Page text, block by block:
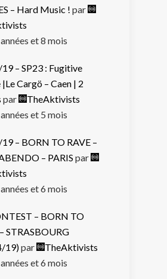
– Hard Music ! par
et 8 mois
– SP23 : Fugitive
Cargö – Caen | 2
par
TheAktivists
et 5 mois
– BORN TO RAVE –
– PARIS par
et 6 mois
– BORN TO
STRASBOURG
19)par
TheAktivists
et 6 mois